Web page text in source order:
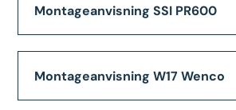
Montageanvisning SSI PR600
Montageanvisning W17 Wenco